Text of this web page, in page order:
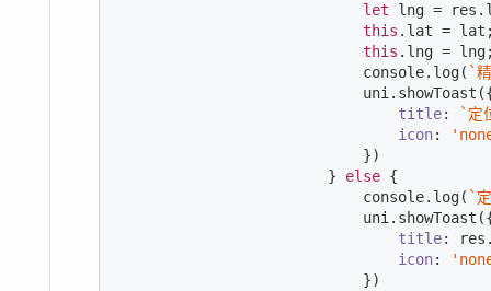
let lng =
this .lat =
this .lng =
console.log( `
title:
`定
icon:
                            })
                        }
else {
console.log( `
title:
icon:
                            })